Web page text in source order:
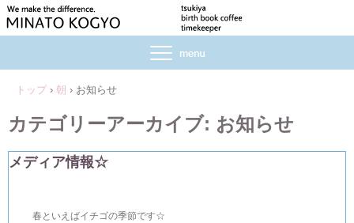
トップ › 朝 › お知らせ
カテゴリーアーカイブ: お知らせ
メディア情報☆
春といえばイチゴの季節です☆